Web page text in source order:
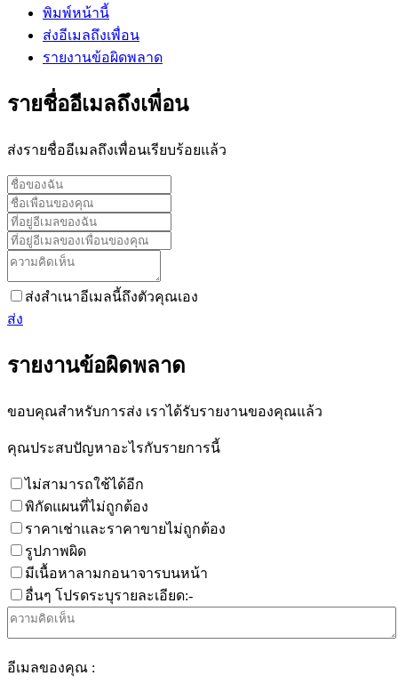
พิมพ์หน้านี้
ส่งอีเมลถึงเพื่อน
รายงานข้อผิดพลาด
รายชื่ออีเมลถึงเพื่อน
ส่งรายชื่ออีเมลถึงเพื่อนเรียบร้อยแล้ว
ส่งสำเนาอีเมลนี้ถึงตัวคุณเอง
ส่ง
รายงานข้อผิดพลาด
ขอบคุณสำหรับการส่ง เราได้รับรายงานของคุณแล้ว
คุณประสบปัญหาอะไรกับรายการนี้
ไม่สามารถใช้ได้อีก
พิกัดแผนที่ไม่ถูกต้อง
ราคาเช่าและราคาขายไม่ถูกต้อง
รูปภาพผิด
มีเนื้อหาลามกอนาจารบนหน้า
อื่นๆ โปรดระบุรายละเอียด:-
อีเมลของคุณ :